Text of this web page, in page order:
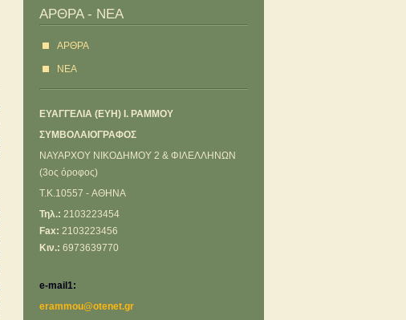
ΑΡΘΡΑ - ΝΕΑ
ΑΡΘΡΑ
ΝΕΑ
ΕΥΑΓΓΕΛΙΑ (ΕΥΗ) Ι. ΡΑΜΜΟΥ
ΣΥΜΒΟΛΑΙΟΓΡΑΦΟΣ
ΝΑΥΑΡΧΟΥ ΝΙΚΟΔΗΜΟΥ 2 & ΦΙΛΕΛΛΗΝΩΝ
(3ος όροφος)
T.K.10557 - ΑΘΗΝΑ
Τηλ.: 2103223454
Fax: 2103223456
Κιν.: 6973639770
e-mail1:
erammou@otenet.gr